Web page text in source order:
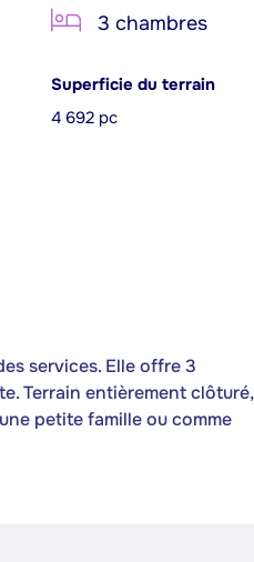
3 chambres
Superficie du terrain
4 692 pc
services. Elle offre 3
Terrain entièrement clôturé,
petite famille ou comme